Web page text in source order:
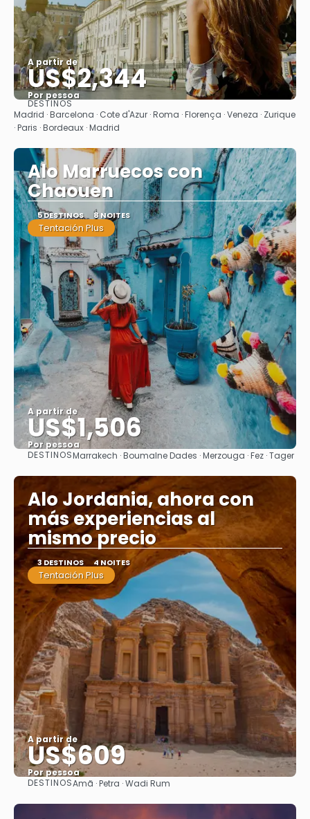
A partir de
US$2,344
Por pessoa
Saiba mais
DESTINOS
Madrid · Barcelona · Cote d'Azur · Roma · Florença · Veneza · Zurique
· Paris · Bordeaux · Madrid
Alo Marruecos con
Chaouen
5 DESTINOS 8 NOITES
Tentación Plus
A partir de
US$1,506
Por pessoa
Saiba mais
DESTINOSMarrakech · Boumalne Dades · Merzouga · Fez · Tager
Alo Jordania, ahora con
más experiencias al
mismo precio
3 DESTINOS 4 NOITES
Tentación Plus
A partir de
US$609
Por pessoa
Saiba mais
DESTINOSAmã · Petra · Wadi Rum